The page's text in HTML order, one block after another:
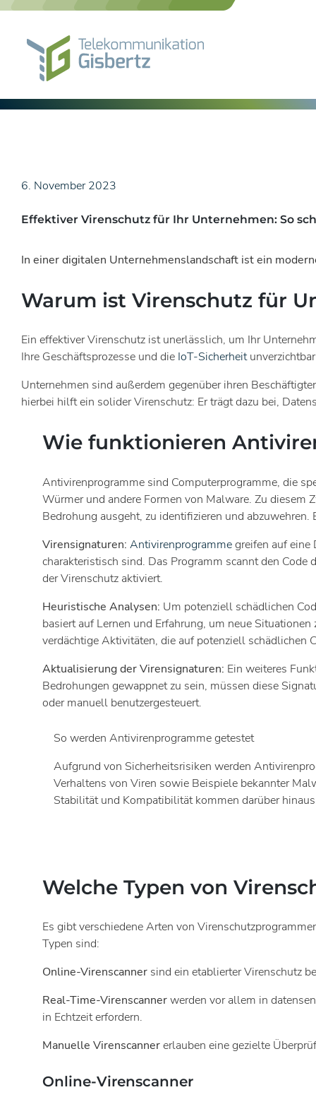
Skip
6. November 2023
Effektiver Virenschutz für Ihr Unternehmen: So
In einer digitalen Unternehmenslandschaft ist ein
Warum ist Virenschutz für
Ein effektiver Virenschutz ist unerlässlich, um Ihr
Ihre Geschäftsprozesse und die IoT-Sicherheit
Unternehmen sind außerdem gegenüber ihren
hierbei hilft ein solider Virenschutz: Er trägt dazu bei,
Wie funktionieren
Antivirenprogramme sind Computerprogramme, die
Würmer und andere Formen von Malware. Zu diesem
Bedrohung ausgeht, zu identifizieren und abzuwehren.
Virensignaturen: Antivirenprogrammegreifen auf eine
charakteristisch sind. Das Programm scannt den
der Virenschutz aktiviert.
Heuristische Analysen: Um potenziell schädlichen
basiert auf Lernen und Erfahrung, um neue
verdächtige Aktivitäten, die auf potenziell schädlichen
Aktualisierung der Virensignaturen: Ein weiteres
Bedrohungen gewappnet zu sein, müssen diese
oder manuell benutzergesteuert.
So werden Antivirenprogramme getestet
Aufgrund von Sicherheitsrisiken werden
Verhaltens von Viren sowie Beispiele bekannter
Stabilität und Kompatibilität kommen darüber
Welche Typen von
Es gibt verschiedene Arten von
Typen sind:
Online-Virenscanner sind ein etablierter Virenschutz
Real-Time-Virenscannerwerden vor allem in
in Echtzeit erfordern.
Manuelle Virenscannererlauben eine gezielte
Online-Virenscanner